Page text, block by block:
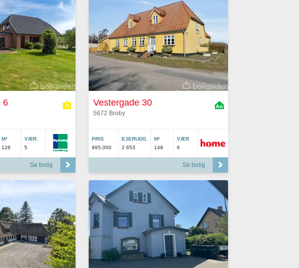
6
M²
128
VÆR.
5
Se bolig
Vestergade 30
5672 Broby
PRIS
995.000
EJERUDG.
2.653
M²
148
VÆR.
6
Se bolig